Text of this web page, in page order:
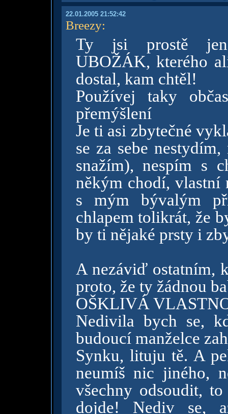
22.01.2005 21:52:42
Breezy:
Ty jsi prostě
UBOŽÁK, kterého
dostal, kam chtěl!
Používej taky
přemýšlení
Je ti asi zbytečné
se za sebe
snažím), nespím s
někým chodí, vlastní
s mým bývalým
chlapem tolikrát, že
by ti nějaké prsty i
A nezáviď ostatním,
proto, že ty žádnou
OŠKLIVÁ
Nedivila bych se,
budoucí manželce
Synku, lituju tě. A
neumíš nic jiného,
všechny odsoudit,
dojde! Nediv se,